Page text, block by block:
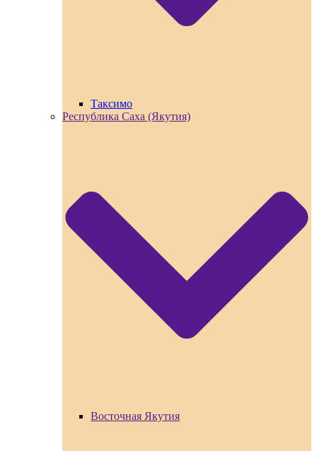
Таксимо
Республика Саха (Якутия)
Восточная Якутия